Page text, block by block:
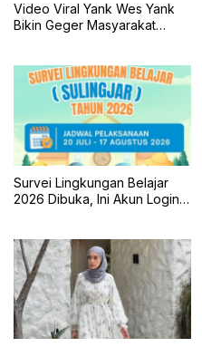
Video Viral Yank Wes Yank
Bikin Geger Masyarakat
Survei Lingkungan Belajar
2026 Dibuka, Ini Akun Login,